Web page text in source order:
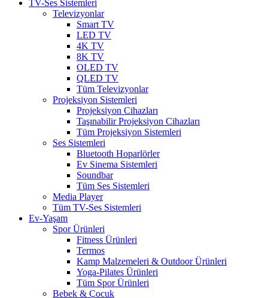
TV-Ses Sistemleri
Televizyonlar
Smart TV
LED TV
4K TV
8K TV
OLED TV
QLED TV
Tüm Televizyonlar
Projeksiyon Sistemleri
Projeksiyon Cihazları
Taşınabilir Projeksiyon Cihazları
Tüm Projeksiyon Sistemleri
Ses Sistemleri
Bluetooth Hoparlörler
Ev Sinema Sistemleri
Soundbar
Tüm Ses Sistemleri
Media Player
Tüm TV-Ses Sistemleri
Ev-Yaşam
Spor Ürünleri
Fitness Ürünleri
Termos
Kamp Malzemeleri & Outdoor Ürünleri
Yoga-Pilates Ürünleri
Tüm Spor Ürünleri
Bebek & Çocuk